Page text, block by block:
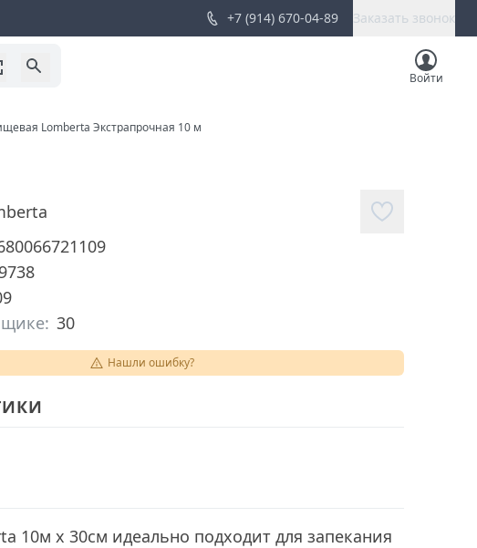
+7 (914) 670-04-89 Заказать звонок
Войти
Lomberta Экстрапрочная 10 м
30
Нашли ошибку?
10м х 30см идеально подходит для запекания